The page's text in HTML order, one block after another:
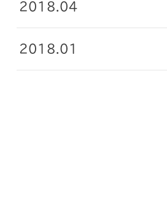
2018.04
2018.01